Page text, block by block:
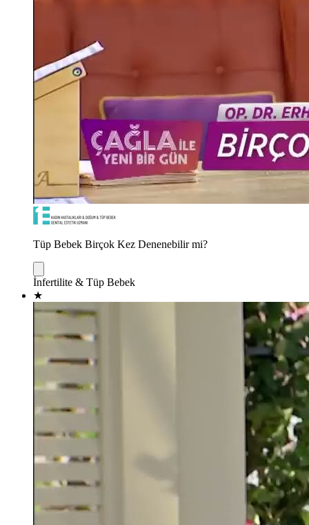
Tüp Bebek Birçok Kez Denenebilir mi?
İnfertilite & Tüp Bebek
★